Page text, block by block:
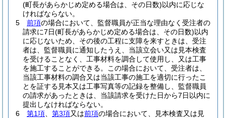
(町長があらかじめ定める場合は、その日数)以内に応じな
ければならない。
5
前項の場合において、監督職員が正当な理由なく受注者の
請求に7日(町長があらかじめ定める場合は、その日数)以内
に応じないため、その後の工程に支障を来すときは、受注
者は、監督職員に通知したうえ、当該立会い又は見本検査
を受けることなく、工事材料を調合して使用し、又は工事
を施工することができる。
この場合において、受注者は、
当該工事材料の調合又は当該工事の施工を適切に行ったこ
とを証する見本又は工事写真等の記録を整備し、監督職員
の請求があったときは、当該請求を受けた日から7日以内に
提出しなければならない。
6
第1項 第3項又は前項の場合において、見本検査又は見